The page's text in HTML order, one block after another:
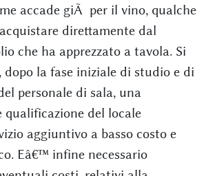
accade giÃ per il vino, qualche
direttamente dal
che ha apprezzato a tavola. Si
dopo la fase iniziale di studio e di
personale di sala, una
qualificazione del locale
aggiuntivo a basso costo e
Eâ€™ infine necessario